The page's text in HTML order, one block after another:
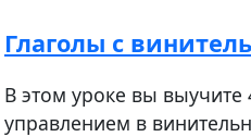
Глаголы с
В этом уроке вы выучите
управлением в